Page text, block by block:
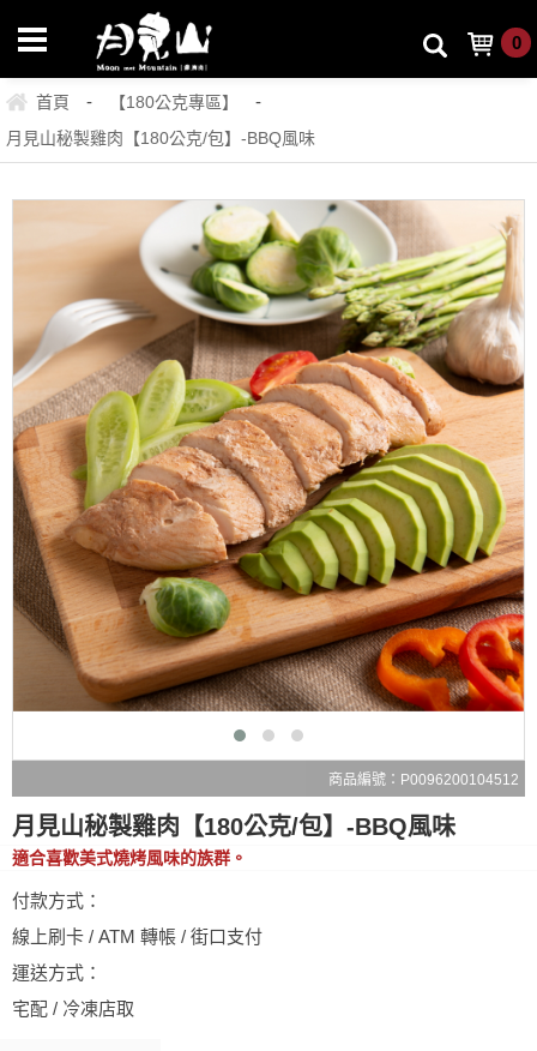
0
首頁 - 【180公克專區】 -
月見山秘製雞肉【180公克/包】-BBQ風味
商品編號：P0096200104512
月見山秘製雞肉【180公克/包】-BBQ風味
適合喜歡美式燒烤風味的族群。
付款方式：
線上刷卡 / ATM 轉帳 / 街口支付
運送方式：
宅配 / 冷凍店取